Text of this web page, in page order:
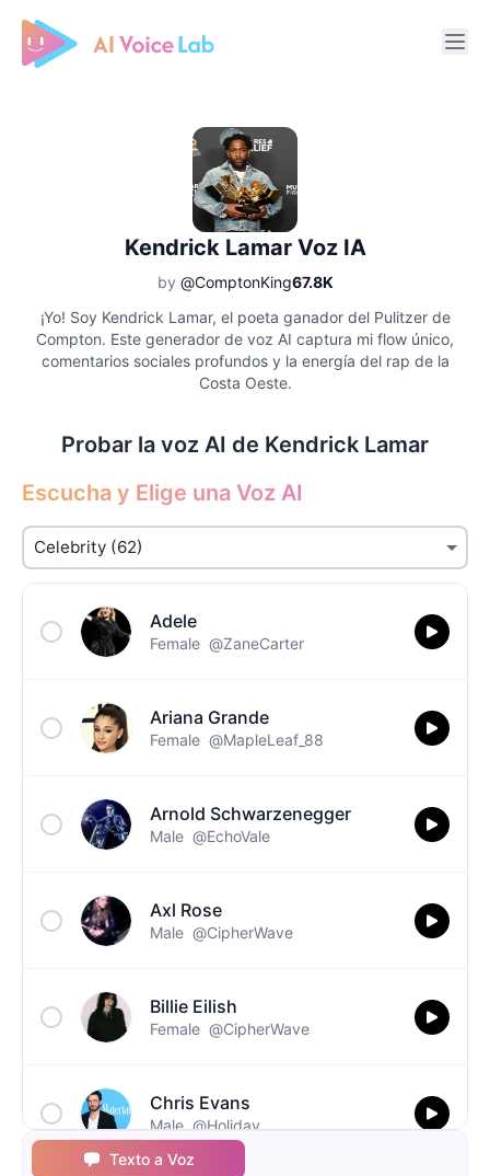
Free AI Cover & AI Voice Over
Kendrick Lamar Voz IA
by @ComptonKing67.8K
¡Yo! Soy Kendrick Lamar, el poeta ganador del Pulitzer de
Compton. Este generador de voz AI captura mi flow único,
comentarios sociales profundos y la energía del rap de la
Costa Oeste.
Probar la voz AI de Kendrick Lamar
Escucha y Elige una Voz AI
Adele
Female @ZaneCarter
Ariana Grande
Female @MapleLeaf_88
Arnold Schwarzenegger
Male @EchoVale
Axl Rose
Male @CipherWave
Billie Eilish
Female @CipherWave
Chris Evans
Male @Holiday
Texto a Voz